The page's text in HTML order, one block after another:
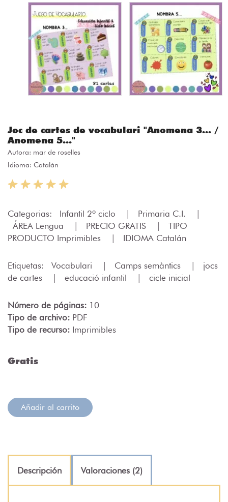
Joc de cartes de vocabulari "Anomena 3... /
Anomena 5..."
Autora: mar de roselles
Idioma: Catalán
Categorias: Infantil 2º ciclo | Primaria C.I.
|
ÁREA Lengua
| PRECIO GRATIS |
TIPO
PRODUCTO Imprimibles
| IDIOMA Catalán
Etiquetas: Vocabulari | Camps semàntics |
jocs
de cartes
| educació infantil | cicle inicial
Número de páginas: 10
Tipo de archivo: PDF
Tipo de recurso: Imprimibles
Gratis
Añadir al carrito
Descripción Valoraciones (2)